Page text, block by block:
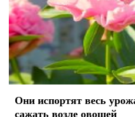
Они испортят весь
сажать возле овощей